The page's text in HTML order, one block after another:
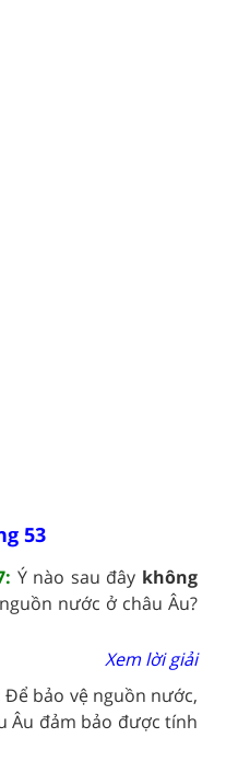
53
Ý nào sau đây không
nước ở châu Âu?
Xem lời giải
Để bảo vệ nguồn nước,
Âu đảm bảo được tính